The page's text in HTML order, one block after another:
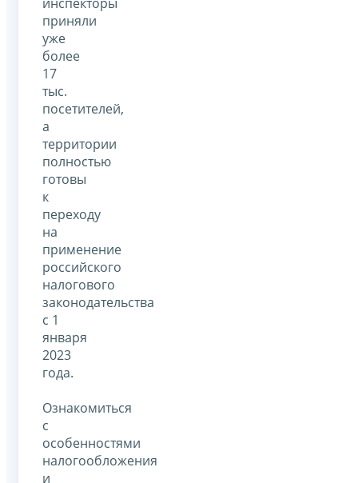
приняли
уже
более
17
тыс.
посетителей,
а
территории
полностью
готовы
к
переходу
на
применение
российского
налогового
законодательства
с 1
января
2023
года.
Ознакомиться
с
особенностями
налогообложения
и